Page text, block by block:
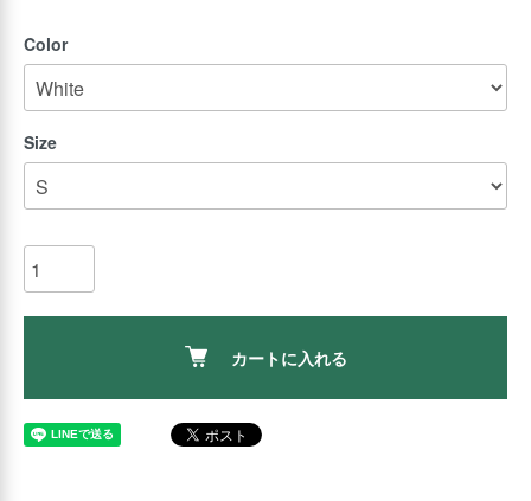
Color
Size
カートに入れる